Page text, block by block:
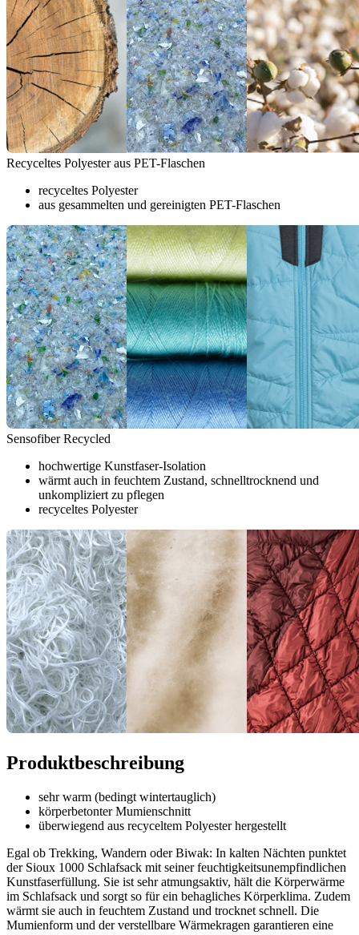
Recyceltes Polyester aus PET-Flaschen
recyceltes Polyester
aus gesammelten und gereinigten PET-Flaschen
Sensofiber Recycled
hochwertige Kunstfaser-Isolation
wärmt auch in feuchtem Zustand, schnelltrocknend und
unkompliziert zu pflegen
recyceltes Polyester
Produktbeschreibung
sehr warm (bedingt wintertauglich)
körperbetonter Mumienschnitt
überwiegend aus recyceltem Polyester hergestellt
Egal ob Trekking, Wandern oder Biwak: In kalten Nächten punktet
der Sioux 1000 Schlafsack mit seiner feuchtigkeitsunempfindlichen
Kunstfaserfüllung. Sie ist sehr atmungsaktiv, hält die Körperwärme
im Schlafsack und sorgt so für ein behagliches Körperklima. Zudem
wärmt sie auch in feuchtem Zustand und trocknet schnell. Die
Mumienform und der verstellbare Wärmekragen garantieren eine